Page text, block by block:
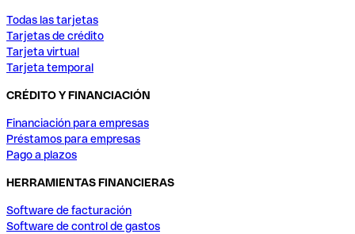
Todas las tarjetas
Tarjetas de crédito
Tarjeta virtual
Tarjeta temporal
CRÉDITO Y FINANCIACIÓN
Financiación para empresas
Préstamos para empresas
Pago a plazos
HERRAMIENTAS FINANCIERAS
Software de facturación
Software de control de gastos